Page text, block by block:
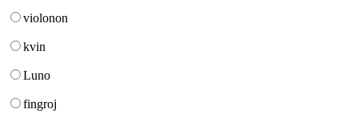
violonon
kvin
Luno
fingroj